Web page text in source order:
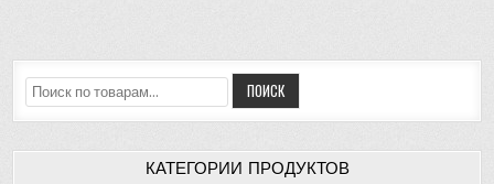
Искать: ПОИСК
КАТЕГОРИИ ПРОДУКТОВ